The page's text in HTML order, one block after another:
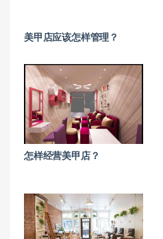
美甲店应该怎样管理？
怎样经营美甲店？